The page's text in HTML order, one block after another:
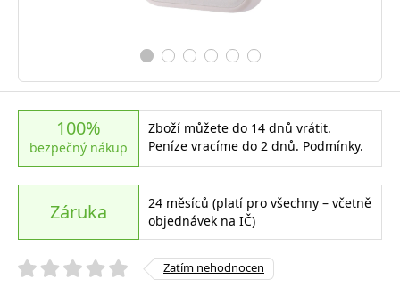
100%
bezpečný nákup
Zboží můžete do 14 dnů vrátit.
Peníze vracíme do 2 dnů. Podmínky.
Záruka
24 měsíců (platí pro všechny – včetně
objednávek na IČ)
Zatím nehodnocen